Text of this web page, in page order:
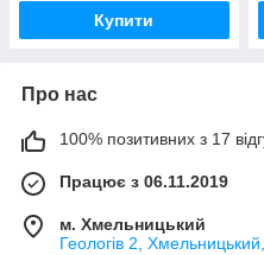
Купити
Про нас
100% позитивних з 17
Працює з 06.11.2019
м. Хмельницький
Геологів 2,